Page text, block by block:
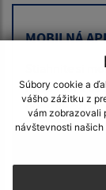
Súbory cookie a
vášho zážitku z
vám zobrazovali
návštevnosti
MOBILNÁ
Stiahnite si
Nová Ves) a
dôležité